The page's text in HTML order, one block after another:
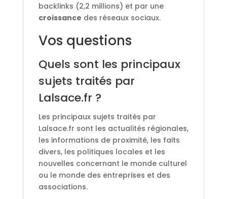
backlinks (2,2 millions) et par une
croissance des réseaux sociaux.
Vos questions
Quels sont les principaux
sujets traités par
Lalsace.fr ?
Les principaux sujets traités par
Lalsace.fr sont les actualités régionales,
les informations de proximité, les faits
divers, les politiques locales et les
nouvelles concernant le monde culturel
ou le monde des entreprises et des
associations.